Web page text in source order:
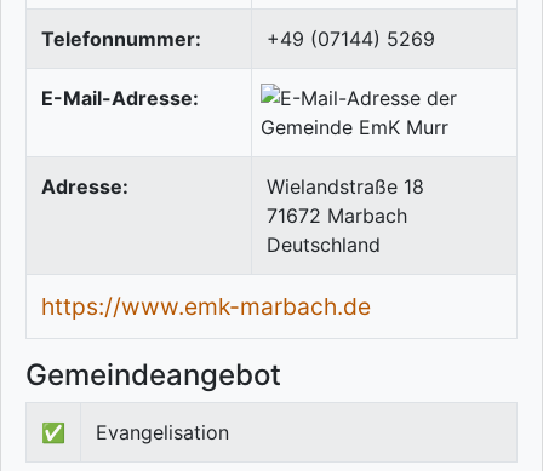
Telefonnummer: +49 (07144) 5269
E-Mail-Adresse:
Adresse:
Wielandstraße 18
71672 Marbach
Deutschland
https://www.emk-marbach.de
Gemeindeangebot
✅ Evangelisation